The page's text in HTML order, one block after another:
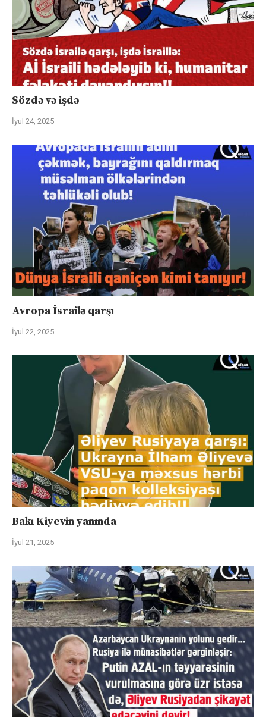
Sözdə və işdə
İyul 24, 2025
Avropa İsrailə qarşı
İyul 22, 2025
Bakı Kiyevin yanında
İyul 21, 2025